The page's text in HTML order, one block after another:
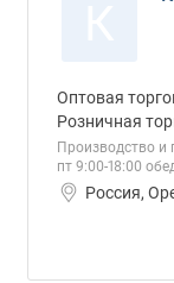
Оптовая
Розничная
Производство
пт 9:00-18:00
Россия,